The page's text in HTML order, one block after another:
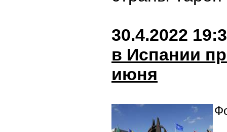
30.4.2022
в Испании
июня